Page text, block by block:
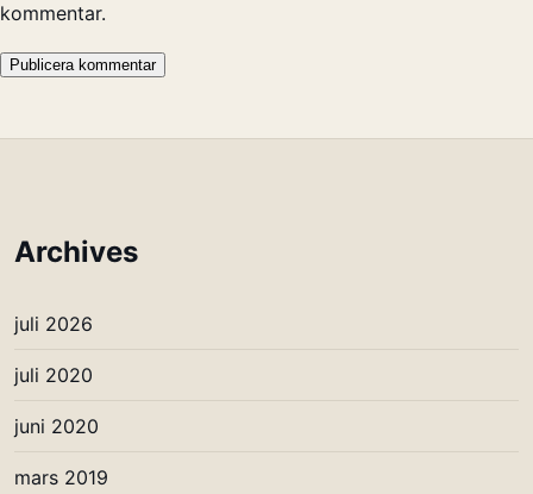
kommentar.
Archives
juli 2026
juli 2020
juni 2020
mars 2019